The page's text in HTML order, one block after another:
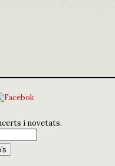
i novetats.